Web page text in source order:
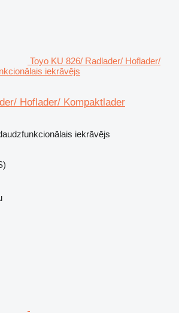
Toyo KU 826/ Radlader/ Hoflader/
iekrāvējs
Hoflader/ Kompaktlader
iekrāvējs